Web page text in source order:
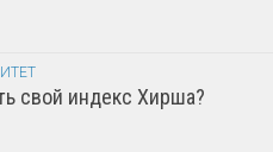
свой индекс Хирша?